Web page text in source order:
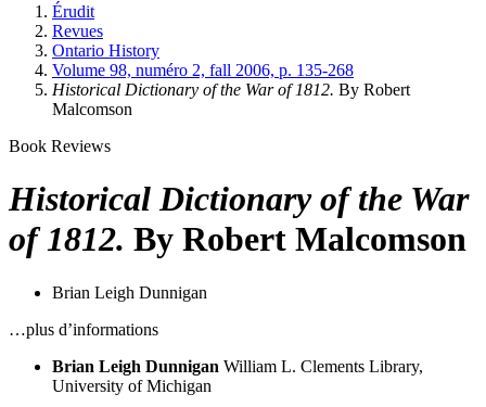
Érudit
Revues
Ontario History
Volume 98, numéro 2, fall 2006, p. 135-268
Historical Dictionary of the War of 1812. By Robert
Malcomson
Book Reviews
Historical Dictionary of the War
of 1812. By Robert Malcomson
Brian Leigh Dunnigan
…plus d’informations
Brian Leigh Dunnigan William L. Clements Library,
University of Michigan